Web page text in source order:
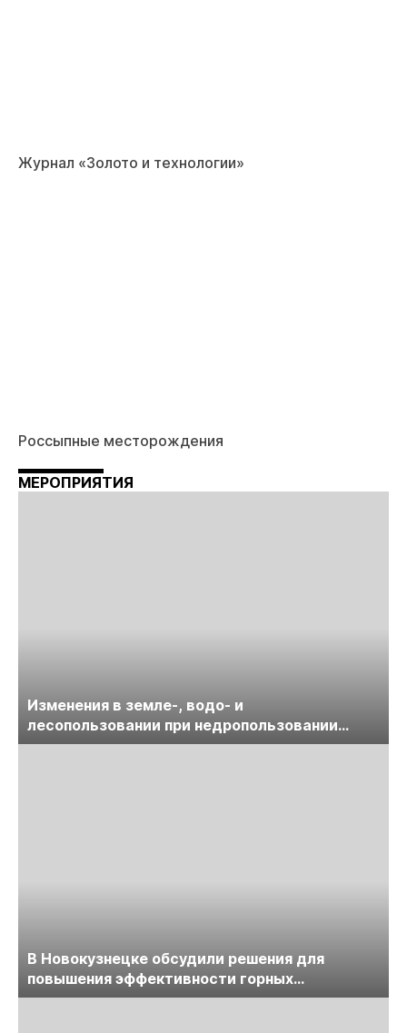
Журнал «Золото и технологии»
Россыпные месторождения
МЕРОПРИЯТИЯ
Изменения в земле-, водо- и
лесопользовании при недропользовании
обсудят на семинаре «ПравоТЭК»
В Новокузнецке обсудили решения для
повышения эффективности горных
предприятий